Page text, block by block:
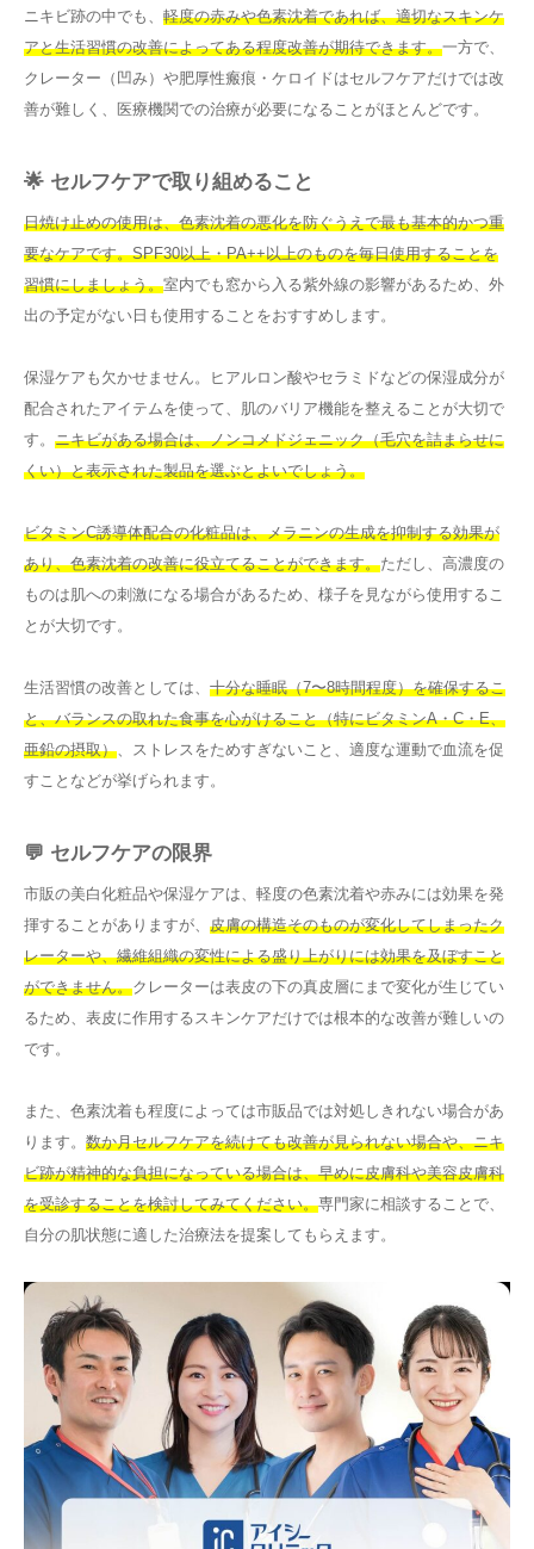
ニキビ跡の中でも、 軽度の赤みや色素沈着であれば、適切なスキンケ
アと生活習慣の改善によってある程度改善が期待できます。一方で、
クレーター（凹み）や肥厚性瘢痕・ケロイドはセルフケアだけでは改
善が難しく、医療機関での治療が必要になることがほとんどです。
🌟 セルフケアで取り組めること
日焼け止めの使用は、色素沈着の悪化を防ぐうえで最も基本的かつ重
要なケアです。SPF30以上・PA++以上のものを毎日使用することを
習慣にしましょう。室内でも窓から入る紫外線の影響があるため、外
出の予定がない日も使用することをおすすめします。
保湿ケアも欠かせません。ヒアルロン酸やセラミドなどの保湿成分が
配合されたアイテムを使って、肌のバリア機能を整えることが大切で
す。 ニキビがある場合は、ノンコメドジェニック（毛穴を詰まらせに
くい）と表示された製品を選ぶとよいでしょう。
ビタミンC誘導体配合の化粧品は、メラニンの生成を抑制する効果が
あり、色素沈着の改善に役立てることができます。ただし、高濃度の
ものは肌への刺激になる場合があるため、様子を見ながら使用するこ
とが大切です。
生活習慣の改善としては、 十分な睡眠（7〜8時間程度）を確保するこ
と、バランスの取れた食事を心がけること（特にビタミンA・C・E、
亜鉛の摂取）、ストレスをためすぎないこと、適度な運動で血流を促
すことなどが挙げられます。
💬 セルフケアの限界
市販の美白化粧品や保湿ケアは、軽度の色素沈着や赤みには効果を発
揮することがありますが、 皮膚の構造そのものが変化してしまったク
レーターや、繊維組織の変性による盛り上がりには効果を及ぼすこと
ができません。クレーターは表皮の下の真皮層にまで変化が生じてい
るため、表皮に作用するスキンケアだけでは根本的な改善が難しいの
です。
また、色素沈着も程度によっては市販品では対処しきれない場合があ
ります。 数か月セルフケアを続けても改善が見られない場合や、ニキ
ビ跡が精神的な負担になっている場合は、早めに皮膚科や美容皮膚科
を受診することを検討してみてください。専門家に相談することで、
自分の肌状態に適した治療法を提案してもらえます。